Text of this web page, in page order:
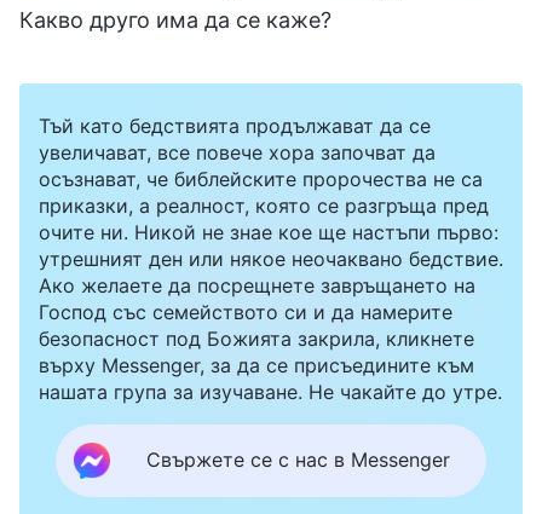
Какво друго има да се каже?
Тъй като бедствията продължават да се
увеличават, все повече хора започват да
осъзнават, че библейските пророчества не са
приказки, а реалност, която се разгръща пред
очите ни. Никой не знае кое ще настъпи първо:
утрешният ден или някое неочаквано бедствие.
Ако желаете да посрещнете завръщането на
Господ със семейството си и да намерите
безопасност под Божията закрила, кликнете
върху Messenger, за да се присъедините към
нашата група за изучаване. Не чакайте до утре.
Свържете се с нас в Messenger